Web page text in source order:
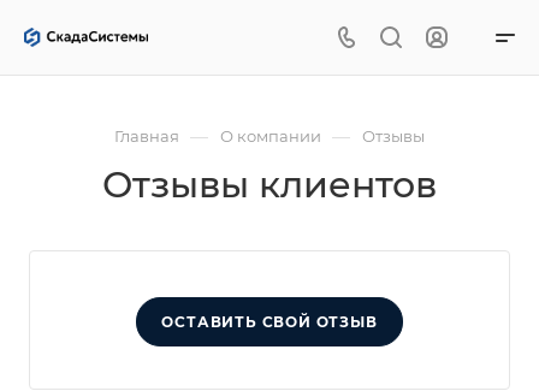
Главная — О компании — Отзывы
Отзывы клиентов
ОСТАВИТЬ СВОЙ ОТЗЫВ